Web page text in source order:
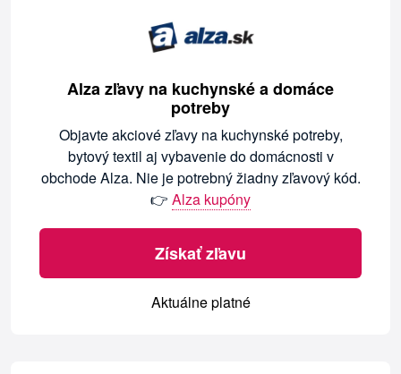
Alza zľavy na kuchynské a domáce
potreby
Objavte akciové zľavy na kuchynské potreby,
bytový textil aj vybavenie do domácnosti v
obchode Alza. Nie je potrebný žiadny zľavový kód.
👉 Alza kupóny
Získať zľavu
Aktuálne platné